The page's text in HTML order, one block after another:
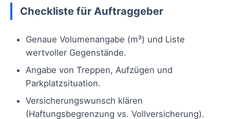
Checkliste für Auftraggeber
Genaue Volumenangabe (m³) und Liste
wertvoller Gegenstände.
Angabe von Treppen, Aufzügen und
Parkplatzsituation.
Versicherungswunsch klären
(Haftungsbegrenzung vs. Vollversicherung).